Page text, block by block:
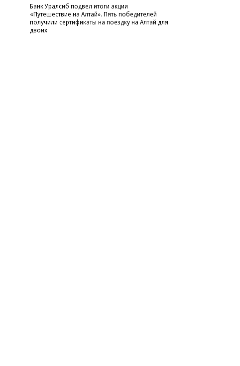
Банк Уралсиб подвел итоги акции
«Путешествие на Алтай». Пять победителей
получили сертификаты на поездку на Алтай для
двоих